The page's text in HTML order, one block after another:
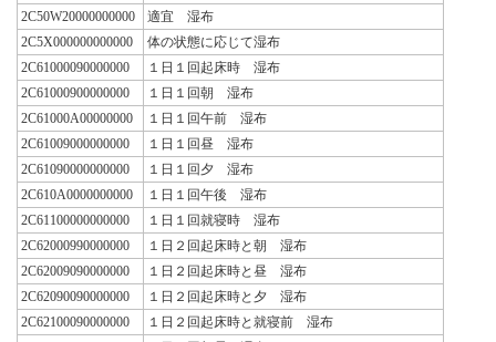
2C50W20000000000
適宜 湿布
2C5X000000000000
体の状態に応じて湿布
2C61000090000000
１日１回起床時 湿布
2C61000900000000
１日１回朝 湿布
2C61000A00000000
１日１回午前 湿布
2C61009000000000
１日１回昼 湿布
2C61090000000000
１日１回夕 湿布
2C610A0000000000
１日１回午後 湿布
2C61100000000000
１日１回就寝時 湿布
2C62000990000000
１日２回起床時と朝 湿布
2C62009090000000
１日２回起床時と昼 湿布
2C62090090000000
１日２回起床時と夕 湿布
2C62100090000000
１日２回起床時と就寝前 湿布